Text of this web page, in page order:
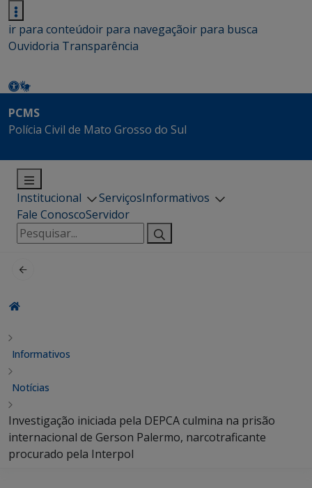
ir para conteúdoir para navegaçãoir para busca
Ouvidoria Transparência
PCMS
Polícia Civil de Mato Grosso do Sul
Institucional ServiçosInformativos
Fale ConoscoServidor
Pesquisar
por:
Informativos
Notícias
Investigação iniciada pela DEPCA culmina na prisão
internacional de Gerson Palermo, narcotraficante
procurado pela Interpol